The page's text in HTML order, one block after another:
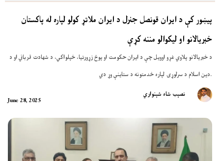
پیښور کې د ایران قونصل جنرل د ایران ملاتړ کولو لپاره له پاکستان
خبریالانو او لیکوالو مننه کړې
د خبریالانو پلاوي غړو اوویل چې د ایران حکومت او پوځ زړورتیا، خپلواکي، د شهادت قرباني او د
دین اسلام د سرلوړۍ لپاره خدمتونه د ستاینې وړ دي.
June 28, 2025
نصېب شاه شېنواري